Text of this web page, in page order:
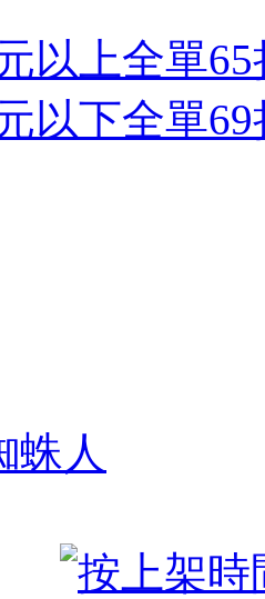
以上全單65
以下全單69
蛛人